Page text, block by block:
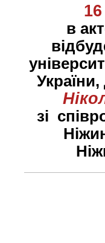
в
України,
зі